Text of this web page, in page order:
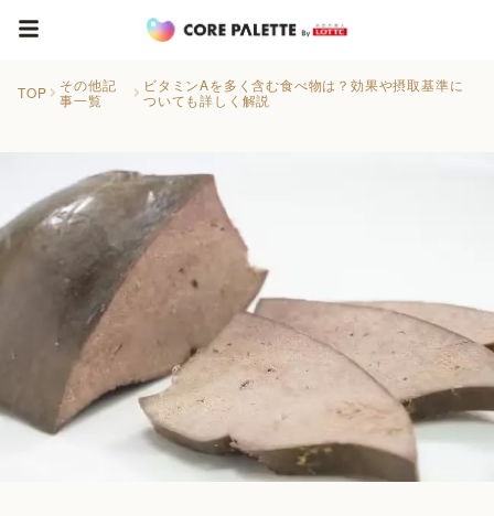
TOP
その他記
事一覧
ビタミンAを多く含む食べ物は？効果や摂取基準に
ついても詳しく解説